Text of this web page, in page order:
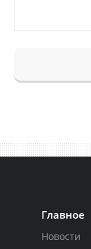
Главное
Новости